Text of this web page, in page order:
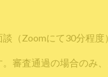
（Zoomにて30分程度
審査通過の場合のみ